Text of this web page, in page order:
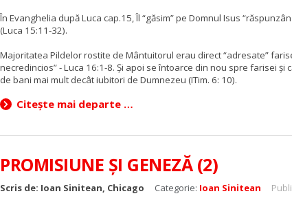
În Evanghelia după Luca cap.15, Îl “găsim” pe Domnul Isus
(Luca 15:11-32).
Majoritatea Pildelor rostite de Mântuitorul erau direct “adresate”
necredincios” - Luca 16:1-8. Și apoi se întoarce din nou spre farisei
de bani mai mult decât iubitori de Dumnezeu (ITim. 6: 10).
Citește mai departe …
PROMISIUNE ȘI GENEZĂ (2)
Scris de: Ioan Sinitean, Chicago Categorie: Ioan Sinitean